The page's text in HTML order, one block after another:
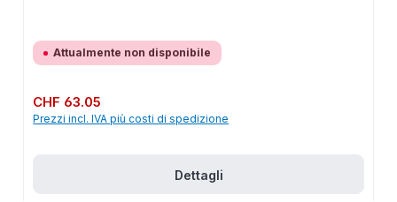
Attualmente non disponibile
Prezzo normale:
CHF 63.05
Prezzi incl. IVA più costi di spedizione
Dettagli